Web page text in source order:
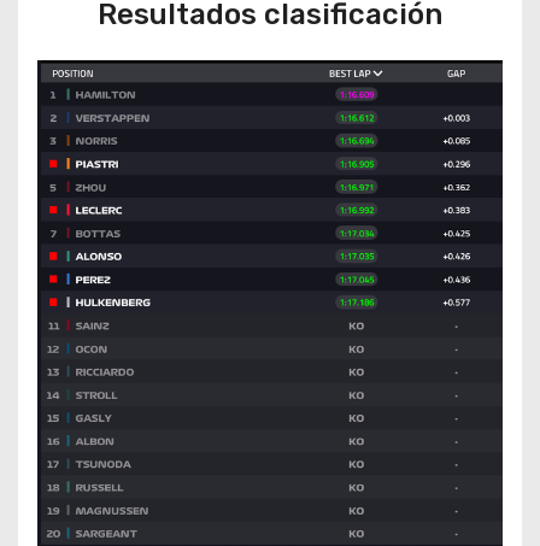
Resultados clasificación